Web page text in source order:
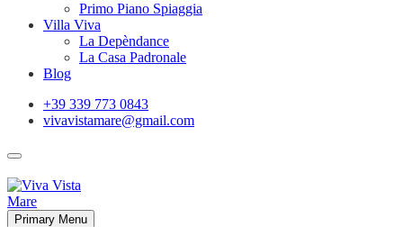
Primo Piano Spiaggia
Villa Viva
La Depèndance
La Casa Padronale
Blog
+39 339 773 0843
vivavistamare@gmail.com
Primary Menu